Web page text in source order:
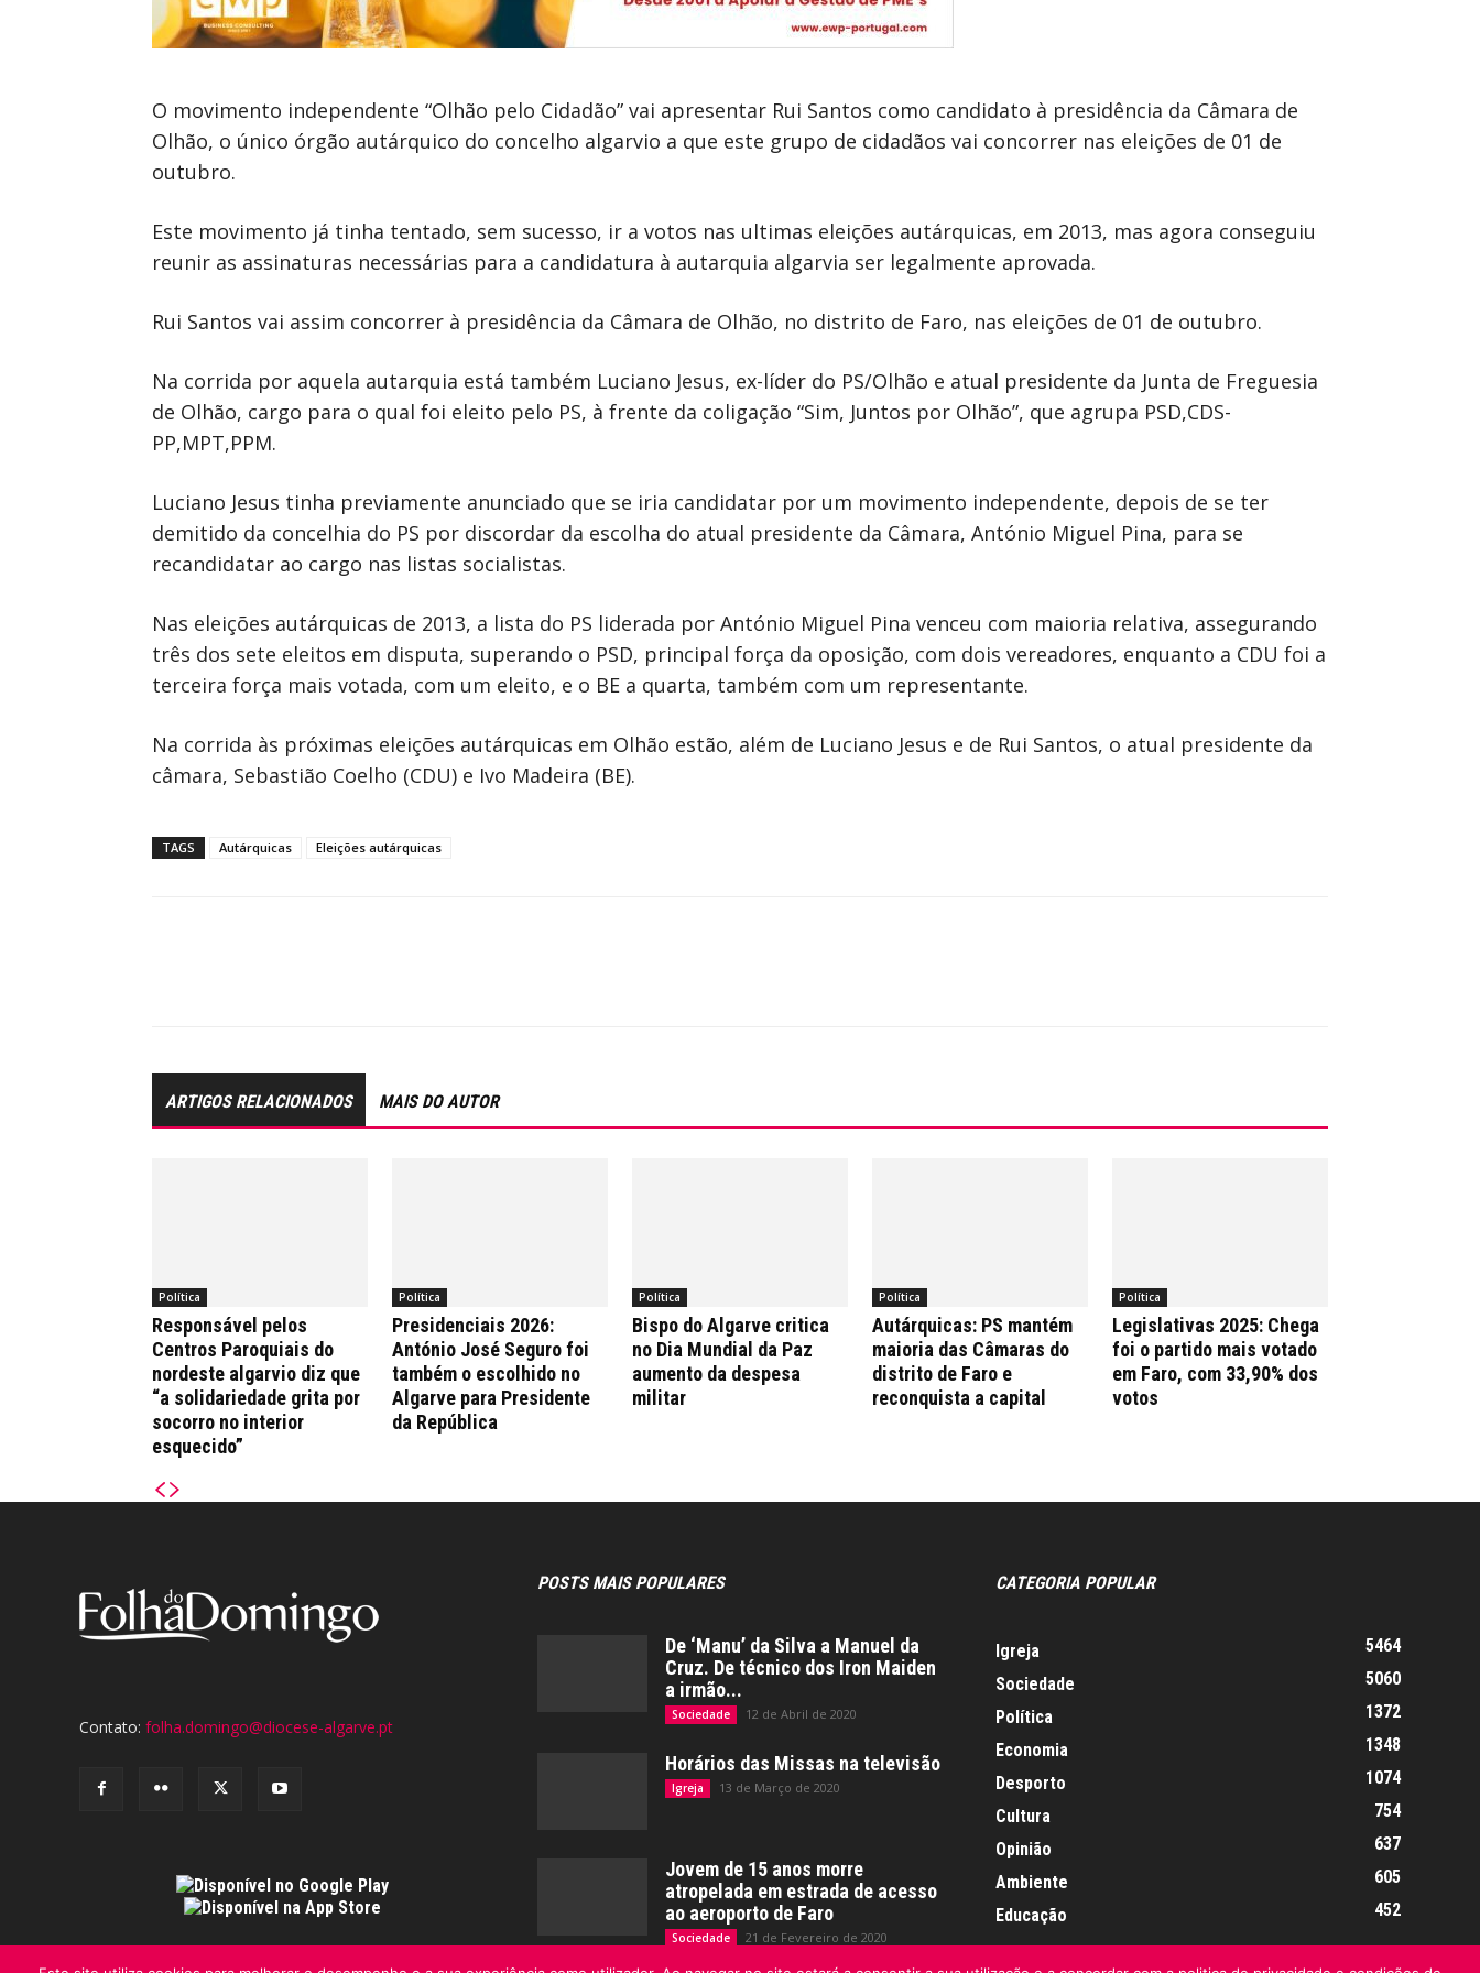
O movimento independente “Olhão pelo Cidadão” vai apresentar Rui Santos como candidato à presidência da Câmara de
Olhão, o único órgão autárquico do concelho algarvio a que este grupo de cidadãos vai concorrer nas eleições de 01 de
outubro.
Este movimento já tinha tentado, sem sucesso, ir a votos nas ultimas eleições autárquicas, em 2013, mas agora conseguiu
reunir as assinaturas necessárias para a candidatura à autarquia algarvia ser legalmente aprovada.
Rui Santos vai assim concorrer à presidência da Câmara de Olhão, no distrito de Faro, nas eleições de 01 de outubro.
Na corrida por aquela autarquia está também Luciano Jesus, ex-líder do PS/Olhão e atual presidente da Junta de Freguesia
de Olhão, cargo para o qual foi eleito pelo PS, à frente da coligação “Sim, Juntos por Olhão”, que agrupa PSD,CDS-
PP,MPT,PPM.
Luciano Jesus tinha previamente anunciado que se iria candidatar por um movimento independente, depois de se ter
demitido da concelhia do PS por discordar da escolha do atual presidente da Câmara, António Miguel Pina, para se
recandidatar ao cargo nas listas socialistas.
Nas eleições autárquicas de 2013, a lista do PS liderada por António Miguel Pina venceu com maioria relativa, assegurando
três dos sete eleitos em disputa, superando o PSD, principal força da oposição, com dois vereadores, enquanto a CDU foi a
terceira força mais votada, com um eleito, e o BE a quarta, também com um representante.
Na corrida às próximas eleições autárquicas em Olhão estão, além de Luciano Jesus e de Rui Santos, o atual presidente da
câmara, Sebastião Coelho (CDU) e Ivo Madeira (BE).
TAGS Autárquicas Eleições autárquicas
ARTIGOS RELACIONADOS MAIS DO AUTOR
Política
Responsável pelos
Centros Paroquiais do
nordeste algarvio diz que
“a solidariedade grita por
socorro no interior
esquecido”
Política
Presidenciais 2026:
António José Seguro foi
também o escolhido no
Algarve para Presidente
da República
Política
Bispo do Algarve critica
no Dia Mundial da Paz
aumento da despesa
militar
Política
Autárquicas: PS mantém
maioria das Câmaras do
distrito de Faro e
reconquista a capital
Política
Legislativas 2025: Chega
foi o partido mais votado
em Faro, com 33,90% dos
votos
Contato: folha.domingo@diocese-algarve.pt
POSTS MAIS POPULARES
De ‘Manu’ da Silva a Manuel da
Cruz. De técnico dos Iron Maiden
a irmão...
Sociedade 12 de Abril de 2020
Horários das Missas na televisão
Igreja 13 de Março de 2020
Jovem de 15 anos morre
atropelada em estrada de acesso
ao aeroporto de Faro
Sociedade 21 de Fevereiro de 2020
CATEGORIA POPULAR
Igreja
5464
Sociedade
5060
Política
1372
Economia
1348
Desporto
1074
Cultura
754
Opinião
637
Ambiente
605
Educação
452